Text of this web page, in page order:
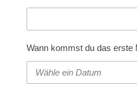
Wann kommst du das erste